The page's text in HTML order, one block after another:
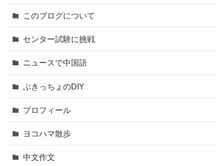
このブログについて
センター試験に挑戦
ニュースで中国語
ぶきっちょのDIY
プロフィール
ヨコハマ散歩
中文作文